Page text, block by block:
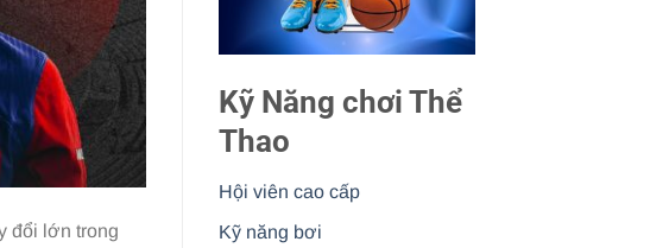
đổi lớn trong
Kỹ Năng chơi Thể
Thao
Hội viên cao cấp
Kỹ năng bơi